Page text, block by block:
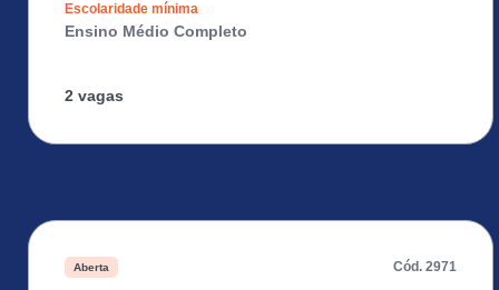
Escolaridade mínima
Ensino Médio Completo
2 vagas
Aberta Cód. 2971